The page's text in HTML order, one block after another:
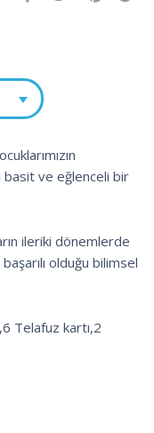
basit ve eğlenceli bir
ileriki dönemlerde
olduğu bilimsel
Telafuz kartı,2